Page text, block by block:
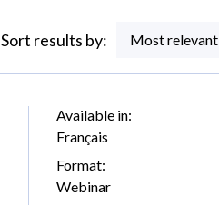
Sort results by: Most relevant
Available in:
Français
Format:
Webinar